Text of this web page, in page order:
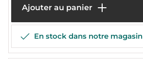
Ajouter au panier
En stock dans notre magasin